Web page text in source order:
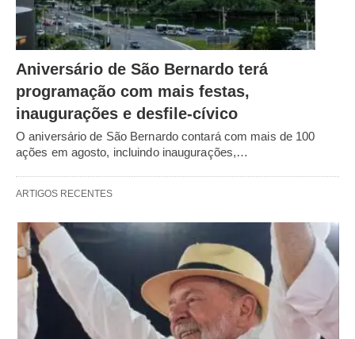
Aniversário de São Bernardo terá
programação com mais festas,
inaugurações e desfile-cívico
O aniversário de São Bernardo contará com mais de 100
ações em agosto, incluindo inaugurações,…
ARTIGOS RECENTES